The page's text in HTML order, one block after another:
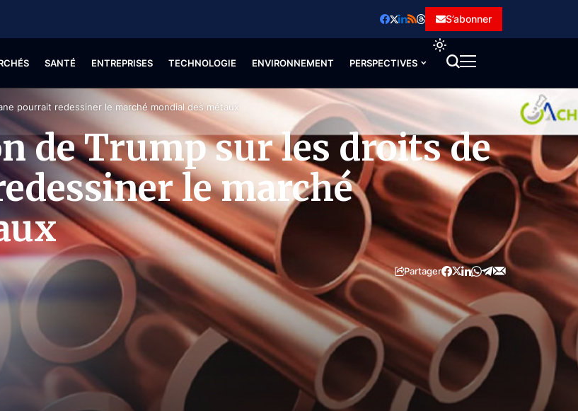
S’abonner
SANTÉ ENTREPRISES TECHNOLOGIE ENVIRONNEMENT PERSPECTIVES
pourrait redessiner le marché mondial des métaux
de Trump sur les droits de
le marché
Partager